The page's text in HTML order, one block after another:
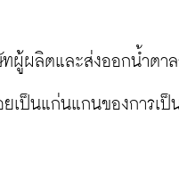
ผู้ผลิตและส่งออกน้ำตา
เป็นแก่นแกนของการเป็